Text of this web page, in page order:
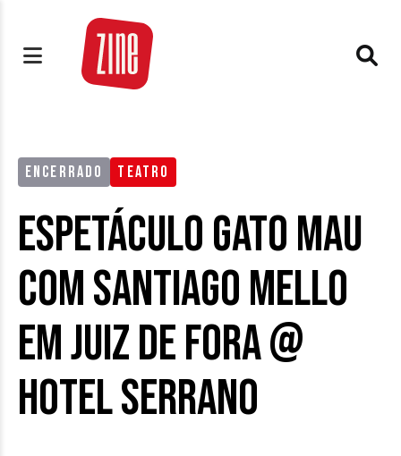
ENCERRADO TEATRO
Espetáculo Gato Mau
com Santiago Mello
em Juiz de Fora @
Hotel Serrano